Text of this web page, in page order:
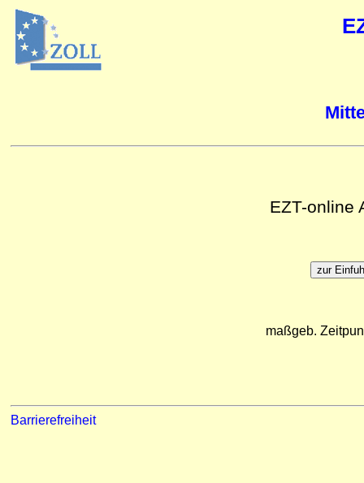
EZT-online
maßgeb.
Barrierefreiheit